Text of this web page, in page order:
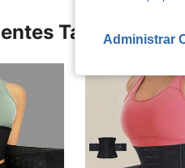
TambiénAdministrar